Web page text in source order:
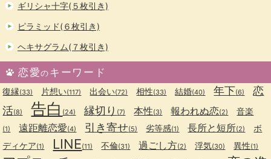
ギリシャ十字(５枚引き)
ピラミッド(６枚引き)
ヘキサグラム(７枚引き)
恋愛のキーワード
復縁(33) 片想い(117) 出会い(72) 相性(33) 結婚(40) 年下(6)
恋
活(8) 告白 (24) 縁切り (7) 本性(3) 報われぬ恋(2) 音楽
(1) 遠距離恋愛(4) 引き寄せ(5) 劣等感(1) 長所と短所(2)
ボ
ディケア(1) LINE(11) 不倫(31) 過ごし方(2) 浮気(30) 異性(1)